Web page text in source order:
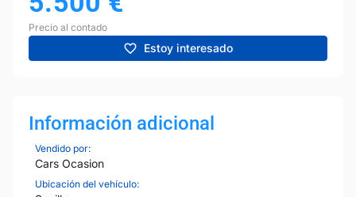
Precio al contado
Estoy interesado
Información adicional
Vendido por:
Cars Ocasion
Ubicación del vehículo: